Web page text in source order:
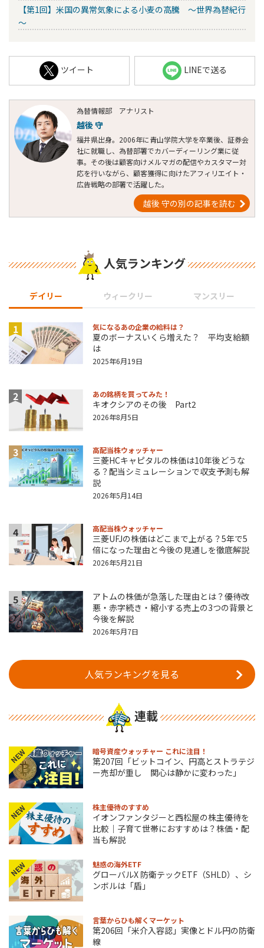
【第1回】米国の異常気象による小麦の高騰 ～世界為替紀行
～
ツイート LINEで送る
為替情報部 アナリスト
越後 守
福井県出身。2006年に青山学院大学を卒業後、証券会
社に就職し、為替部署でカバーディーリング業に従
事。その後は顧客向けメルマガの配信やカスタマー対
応を行いながら、顧客獲得に向けたアフィリエイト・
広告戦略の部署で活躍した。
越後 守の別の記事を読む
人気ランキング
デイリー ウィークリー マンスリー
1 気になるあの企業の給料は？
夏のボーナスいくら増えた？ 平均支給額
は
2025年6月19日
2 あの銘柄を買ってみた！
キオクシアのその後 Part2
2026年8月5日
3 高配当株ウォッチャー
三菱HCキャピタルの株価は10年後どうな
る？配当シミュレーションで収支予測も解
説
2026年5月14日
4 高配当株ウォッチャー
三菱UFJの株価はどこまで上がる？5年で5
倍になった理由と今後の見通しを徹底解説
2026年5月21日
5
アトムの株価が急落した理由とは？優待改
悪・赤字続き・縮小する売上の3つの背景と
今後を解説
2026年5月7日
人気ランキングを見る
連載
NEW 暗号資産ウォッチャー これに注目！
第207回「ビットコイン、円高とストラテジ
ー売却が重し 関心は静かに変わった」
NEW 株主優待のすすめ
イオンファンタジーと西松屋の株主優待を
比較｜子育て世帯におすすめは？株価・配
当も解説
NEW 魅惑の海外ETF
グローバルX 防衛テックETF（SHLD）、シ
ンボルは「盾」
言葉からひも解くマーケット
第206回「米介入容認」実像とドル円の防衛
線